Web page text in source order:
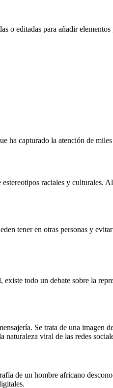
editadas para añadir
ha capturado la atención de
raciales y culturales.
tener en otras personas y
todo un debate sobre la
Se trata de una imagen
viral de las redes
de un hombre africano